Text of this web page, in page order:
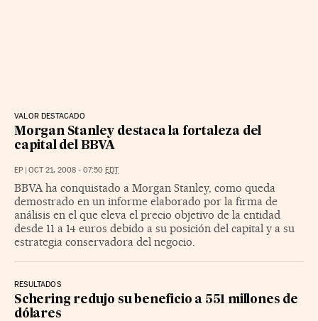
VALOR DESTACADO
Morgan Stanley destaca la fortaleza del
capital del BBVA
EP | OCT 21, 2008 - 07:50 EDT
BBVA ha conquistado a Morgan Stanley, como queda
demostrado en un informe elaborado por la firma de
análisis en el que eleva el precio objetivo de la entidad
desde 11 a 14 euros debido a su posición del capital y a su
estrategia conservadora del negocio.
RESULTADOS
Schering redujo su beneficio a 551 millones de
dólares